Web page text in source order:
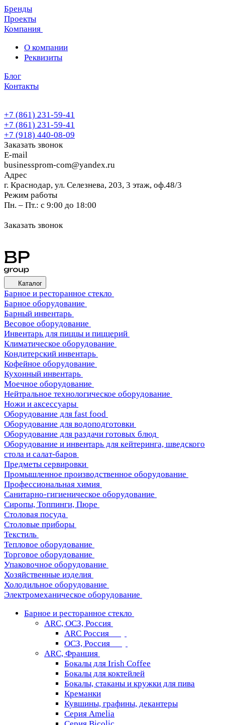
Бренды
Проекты
Компания
О компании
Реквизиты
Блог
Контакты
+7 (861) 231-59-41
+7 (861) 231-59-41
+7 (918) 440-08-09
Заказать звонок
E-mail
businessprom-com@yandex.ru
Адрес
г. Краснодар, ул. Селезнева, 203, 3 этаж, оф.48/3
Режим работы
Пн. – Пт.: с 9:00 до 18:00
Заказать звонок
Каталог
Барное и ресторанное стекло
Барное оборудование
Барный инвентарь
Весовое оборудование
Инвентарь для пиццы и пиццерий
Климатическое оборудование
Кондитерский инвентарь
Кофейное оборудование
Кухонный инвентарь
Моечное оборудование
Нейтральное технологическое оборудование
Ножи и аксессуары
Оборудование для fast food
Оборудование для водоподготовки
Оборудование для раздачи готовых блюд
Оборудование и инвентарь для кейтеринга, шведского
стола и салат-баров
Предметы сервировки
Промышленное производственное оборудование
Профессиональная химия
Санитарно-гигиеническое оборудование
Сиропы, Топпинги, Пюре
Столовая посуда
Столовые приборы
Текстиль
Тепловое оборудование
Торговое оборудование
Упаковочное оборудование
Хозяйственные изделия
Холодильное оборудование
Электромеханическое оборудование
Барное и ресторанное стекло
ARC, ОСЗ, Россия
ARC Россия
ОСЗ, Россия
ARC, Франция
Бокалы для Irish Coffee
Бокалы для коктейлей
Бокалы, стаканы и кружки для пива
Креманки
Кувшины, графины, декантеры
Серия Amelia